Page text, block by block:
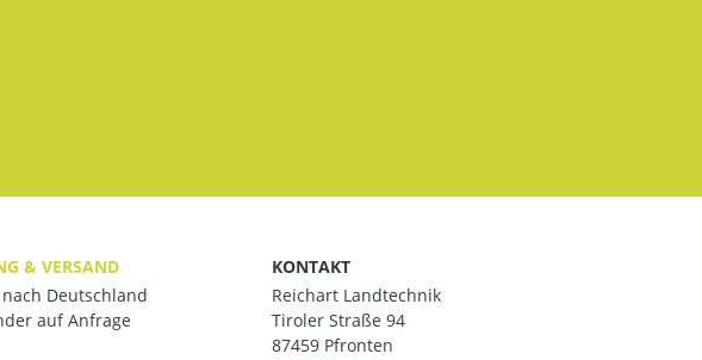
& VERSAND
Deutschland
auf Anfrage
KONTAKT
Reichart Landtechnik
Tiroler Straße 94
87459 Pfronten